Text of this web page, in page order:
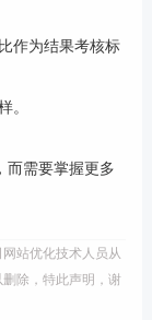
作为结果考核标
。
而需要掌握更多
站优化技术人员从
除，特此声明，谢